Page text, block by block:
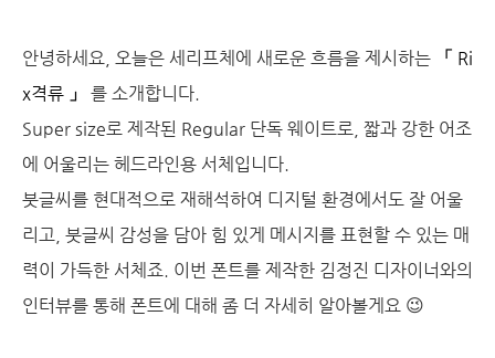
안녕하세요, 오늘은 세리프체에 새로운 흐름을 제시하는 「 Ri
x격류 」
를 소개합니다.
Super size로 제작된 Regular 단독 웨이트로, 짧과 강한 어조
에 어울리는 헤드라인용 서체입니다.
붓글씨를 현대적으로 재해석하여 디지털 환경에서도 잘 어울
리고, 붓글씨 감성을 담아 힘 있게 메시지를 표현할 수 있는 매
력이 가득한 서체죠. 이번 폰트를 제작한 김정진 디자이너와의
인터뷰를 통해 폰트에 대해 좀 더 자세히 알아볼게요 😉